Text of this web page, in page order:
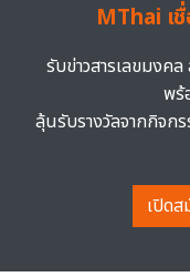
MThai เ
รับข่าวสารเลขมงค
พร้
ลุ้นรับรางวัลจากกิจก
เปิด